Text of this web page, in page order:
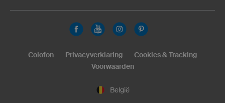
België
Colofon Privacyverklaring
Cookies & Tracking
Voorwaarden